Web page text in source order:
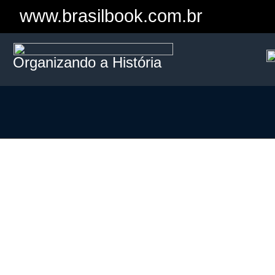
www.brasilbook.com.br
Organizando a História